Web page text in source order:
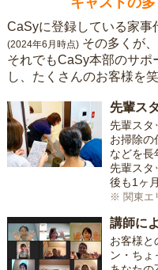
CaSyに登録している家事
(2024年6月時点) その多くが
それでもCaSy本部のサポ
し、たくさんのお客様を
先輩ス
先輩スタ
お掃除の
などを長
先輩スタ
後も1ヶ
※ 関東エ
講師に
お客様と
ン・ち